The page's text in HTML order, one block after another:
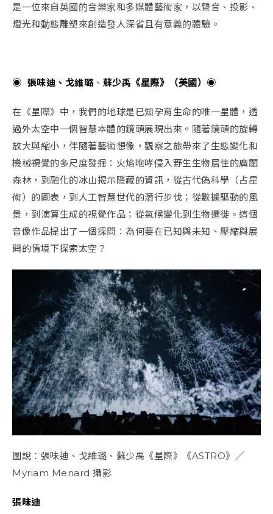
是一位來自英國的音樂家和多媒體藝術家，以聲音、投影、
燈光和動態雕塑來創造發人深省且有意義的體驗。
◉ 張味迪、戈維璐 、 蘇少禹《星際》（美國）◉
在 《星際》 中，我們的地球是已知孕育生命的唯一星體，透
過外太空中一個智慧本體的鏡頭展現出來。隨著鏡頭的旋轉
放大與縮小，伴隨著藝術想像，觀察之旅帶來了生態變化和
機械視覺的多尺度發掘：火焰咆哮侵入野生生物居住的廣闊
森林，到融化的冰山揭示隱藏的資訊，從古代偽科學（占星
術）的圖表，到人工智慧世代的潛行步伐；從數據驅動的風
景，到演算生成的視覺作品；從氣候變化到生物遷徙。這個
音像作品提出了一個探問：為何要在已知與未知、壓縮與展
開的情境下探索太空？
圖說：張味迪、戈維璐、蘇少禹《星際》《ASTRO》／
Myriam Menard 攝影
張味迪